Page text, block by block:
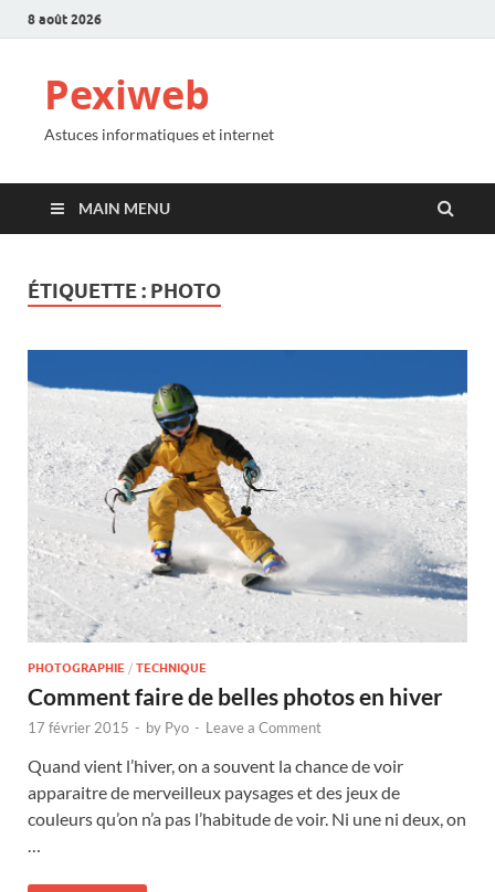
8 août 2026
Pexiweb
Astuces informatiques et internet
MAIN MENU
ÉTIQUETTE : PHOTO
PHOTOGRAPHIE / TECHNIQUE
Comment faire de belles photos en hiver
17 février 2015 - by Pyo - Leave a Comment
Quand vient l’hiver, on a souvent la chance de voir
apparaitre de merveilleux paysages et des jeux de
couleurs qu’on n’a pas l’habitude de voir. Ni une ni deux, on
…